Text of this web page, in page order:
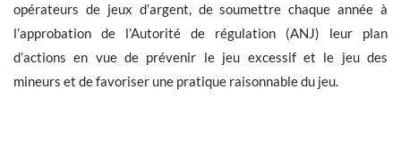
opérateurs de jeux d’argent, de soumettre chaque année à
l’approbation de l’Autorité de régulation (ANJ) leur plan
d’actions en vue de prévenir le jeu excessif et le jeu des
mineurs et de favoriser une pratique raisonnable du jeu.